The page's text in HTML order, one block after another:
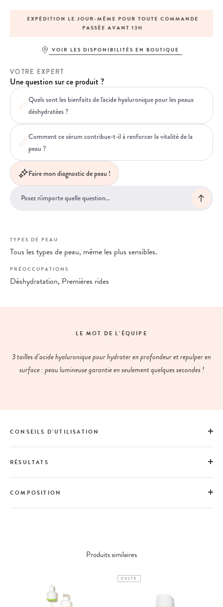
EXPÉDITION LE JOUR-MÊME POUR TOUTE COMMANDE
PASSÉE AVANT 13H
VOIR LES DISPONIBILITÉS EN BOUTIQUE
VOTRE EXPERT
Une question sur ce produit ?
Quels sont les bienfaits de l'acide hyaluronique pour les peaux
déshydratées ?
Comment ce sérum contribue-t-il à renforcer la vitalité de la
peau ?
Faire mon diagnostic de peau !
TYPES DE PEAU
Tous les types de peau, même les plus sensibles.
PRÉOCCUPATIONS
Déshydratation, Premières rides
LE MOT DE L'ÉQUIPE
3 tailles d’acide hyaluronique pour hydrater en profondeur et repulper en
surface : peau lumineuse garantie en seulement quelques secondes !
CONSEILS D'UTILISATION
RÉSULTATS
COMPOSITION
Produits similaires
CULTE